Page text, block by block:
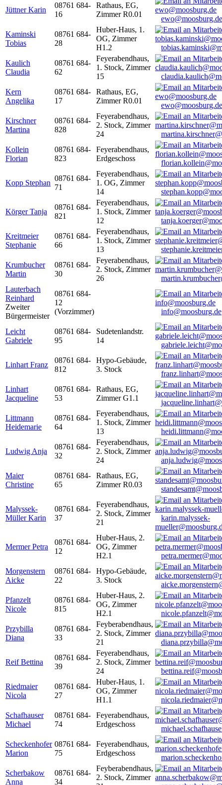
Jüttner Karin
08761 684-
16
Rathaus, EG,
Zimmer R0.01
ewo@moosburg.de
Kaminski
Tobias
08761 684-
28
Huber-Haus, 1.
OG, Zimmer
H1.2
Kaulich
Claudia
08761 684-
62
Feyerabendhaus,
1. Stock, Zimmer
15
Kern
Angelika
08761 684-
17
Rathaus, EG,
Zimmer R0.01
ewo@moosburg.de
Kirschner
Martina
08761 684-
828
Feyerabendhaus,
2. Stock, Zimmer
24
Kollein
Florian
08761 684-
823
Feyerabendhaus,
Erdgeschoss
Kopp Stephan
08761 684-
71
Feyerabendhaus,
1. OG, Zimmer
14
Körger Tanja
08761 684-
821
Feyerabendhaus,
1. Stock, Zimmer
12
Kreitmeier
Stephanie
08761 684-
66
Feyerabendhaus,
1. Stock, Zimmer
13
Krumbucher
Martin
08761 684-
30
Feyerabendhaus,
2. Stock, Zimmer
26
Lauterbach
Reinhard
Zweiter
Bürgermeister
08761 684-
12
(Vorzimmer)
info@moosburg.de
Leicht
Gabriele
08761 684-
95
Sudetenlandstr.
14
Linhart Franz
08761 684-
812
Hypo-Gebäude,
3. Stock
Linhart
Jacqueline
08761 684-
53
Rathaus, EG,
Zimmer G1.1
Littmann
Heidemarie
08761 684-
64
Feyerabendhaus,
1. Stock, Zimmer
13
Ludwig Anja
08761 684-
32
Feyerabendhaus,
2. Stock, Zimmer
24
Maier
Christine
08761 684-
65
Rathaus, EG,
Zimmer R0.03
Malyssek-
Müller Karin
08761 684-
37
Feyerabendhaus,
2. Stock, Zimmer
21
karin.malyssek-
Mermer Petra
08761 684-
12
Huber-Haus, 2.
OG, Zimmer
H2.1
Morgenstern
Aicke
08761 684-
22
Hypo-Gebäude,
3. Stock
Pfanzelt
Nicole
08761 684-
815
Huber-Haus, 2.
OG, Zimmer
H2.1
Przybilla
Diana
08761 684-
33
Feyberabendhaus,
2. Stock, Zimmer
21
Reif Bettina
08761 684-
39
Feyerabendhaus,
2. Stock, Zimmer
24
Riedmaier
Nicola
08761 684-
27
Huber-Haus, 1.
OG, Zimmer
H1.1
Schafhauser
Michael
08761 684-
74
Feyerabendhaus,
Erdgeschoss
Scheckenhofer
Marion
08761 684-
75
Feyerabendhaus,
Erdgeschoss
Scherbakow
Anna
08761 684-
34
Feyberabendhaus,
2. Stock, Zimmer